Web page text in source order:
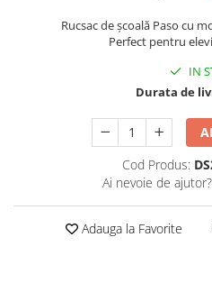
Rucsac de școală Paso cu
Perfect pentru
IN
Durata de
Cod Produs:
Ai nevoie de ajutor?
Adauga la Favorite